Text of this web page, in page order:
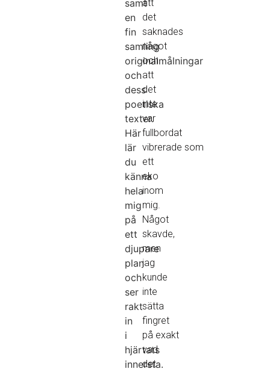
samt
en
fin
samling
originalmålningar
och
dess
poetiska
texter.
Här
lär
du
känna
hela
mig
på
ett
djupare
plan
och
ser
rakt
in
i
hjärtats
innersta.
att
det
saknades
något
och
att
det
inte
var
fullbordat
vibrerade som
ett
eko
inom
mig.
Något
skavde,
men
jag
kunde
inte
sätta
fingret
på exakt
vad
det